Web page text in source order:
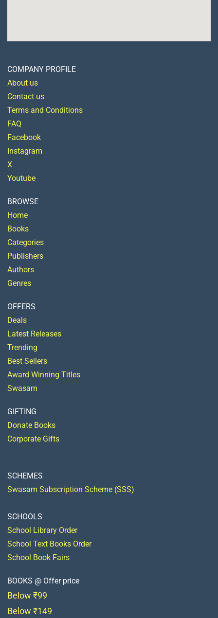
COMPANY PROFILE
About us
Contact us
Terms and Conditions
FAQ
Facebook
Instagram
X
Youtube
BROWSE
Home
Books
Categories
Publishers
Authors
Genres
OFFERS
Deals
Latest Releases
Trending
Best Sellers
Award Winning Titles
Swasam
GIFTING
Donate Books
Corporate Gifts
SCHEMES
Swasam Subscription Scheme (SSS)
SCHOOLS
School Library Order
School Text Books Order
School Book Fairs
BOOKS @ Offer price
Below ₹99
Below ₹149